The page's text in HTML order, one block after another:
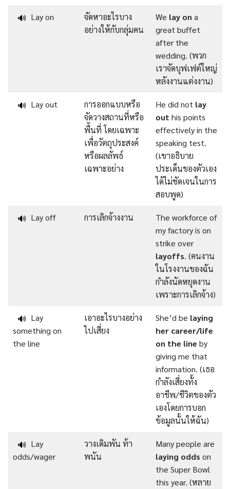
🔊 Lay on
จัดหาอะไรบาง
อย่างให้กับกลุ่มคน
We lay on a
great buffet
after the
wedding. (พวก
เราจัดบุฟเฟต์ใหญ่
หลังงานแต่งงาน)
🔊 Lay out
การออกแบบหรือ
จัดวางสถานที่หรือ
พื้นที่ โดยเฉพาะ
เพื่อวัตถุประสงค์
หรือผลลัพธ์
เฉพาะอย่าง
He did not lay
out his points
effectively in the
speaking test.
(เขาอธิบาย
ประเด็นของตัวเอง
ได้ไม่ชัดเจนในการ
สอบพูด)
🔊 Lay off การเลิกจ้างงาน
The workforce of
my factory is on
strike over
layoffs. (คนงาน
ในโรงงานของฉัน
กำลังนัดหยุดงาน
เพราะการเลิกจ้าง)
🔊 Lay
something on
the line
เอาอะไรบางอย่าง
ไปเสี่ยง
She’d be laying
her career/life
on the line by
giving me that
information. (เธอ
กำลังเสี่ยงทั้ง
อาชีพ/ชีวิตของตัว
เองโดยการบอก
ข้อมูลนั้นให้ฉัน)
🔊 Lay
odds/wager
วางเดิมพัน ท้า
พนัน
Many people are
laying odds on
the Super Bowl
this year. (หลาย